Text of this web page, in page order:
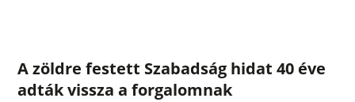
A zöldre festett Szabadság hidat 40 éve
adták vissza a forgalomnak